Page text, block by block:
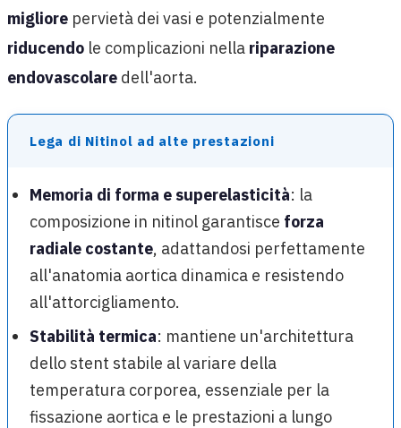
migliore pervietà dei vasi e potenzialmente
riducendo le complicazioni nella riparazione
endovascolare dell'aorta.
Lega di Nitinol ad alte prestazioni
Memoria di forma e superelasticità: la
composizione in nitinol garantisce forza
radiale costante, adattandosi perfettamente
all'anatomia aortica dinamica e resistendo
all'attorcigliamento.
Stabilità termica: mantiene un'architettura
dello stent stabile al variare della
temperatura corporea, essenziale per la
fissazione aortica e le prestazioni a lungo